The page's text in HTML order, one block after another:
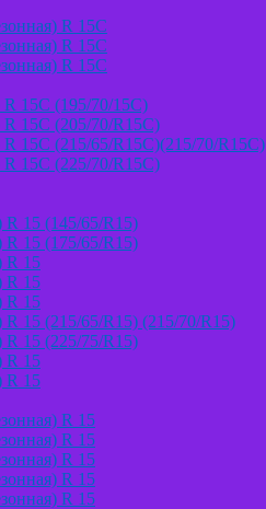
R 15C
R 15C
R 15C
15С (195/70/15C)
15С (205/70/R15C)
15С (215/65/R15C)(215/70/R15C)
15С (225/70/R15C)
15 (145/65/R15)
15 (175/65/R15)
R 15
R 15
R 15
15 (215/65/R15) (215/70/R15)
15 (225/75/R15)
R 15
R 15
R 15
R 15
R 15
R 15
R 15